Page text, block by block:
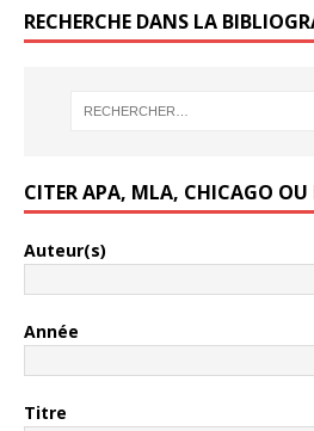
RECHERCHE DANS LA
CITER APA, MLA, CHICAGO OU
Auteur(s)
Année
Titre